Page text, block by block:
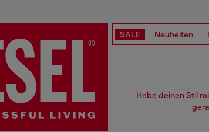
SALE Neuheiten
Hebe deinen Stil